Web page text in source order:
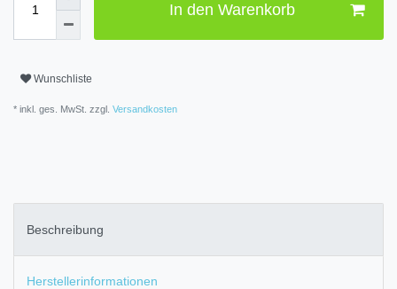
In den Warenkorb
Wunschliste
* inkl. ges. MwSt. zzgl. Versandkosten
Beschreibung
Herstellerinformationen